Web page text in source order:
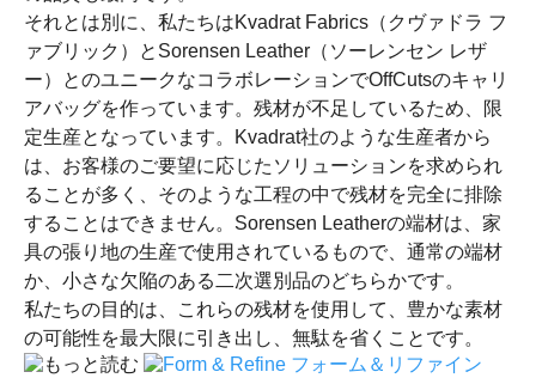
それとは別に、私たちはKvadrat Fabrics（クヴァドラ フ
ァブリック）とSorensen Leather（ソーレンセン レザ
ー）とのユニークなコラボレーションでOffCutsのキャリ
アバッグを作っています。残材が不足しているため、限
定生産となっています。Kvadrat社のような生産者から
は、お客様のご要望に応じたソリューションを求められ
ることが多く、そのような工程の中で残材を完全に排除
することはできません。Sorensen Leatherの端材は、家
具の張り地の生産で使用されているもので、通常の端材
か、小さな欠陥のある二次選別品のどちらかです。
私たちの目的は、これらの残材を使用して、豊かな素材
の可能性を最大限に引き出し、無駄を省くことです。